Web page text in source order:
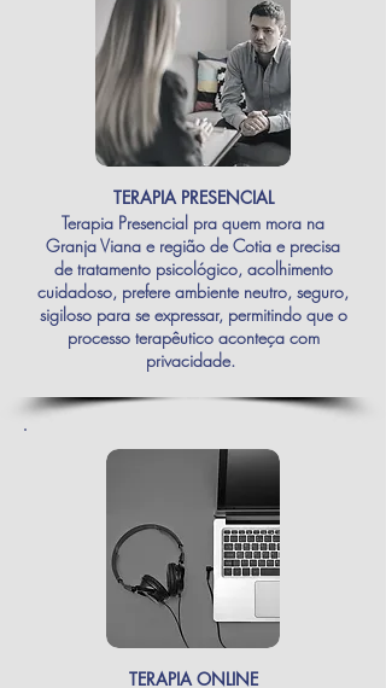
TERAPIA PRESENCIAL
Terapia Presencial pra quem mora na
Granja Viana e região de Cotia e precisa
de tratamento psicológico, acolhimento
cuidadoso, prefere ambiente neutro, seguro,
sigiloso para se expressar, permitindo que o
processo terapêutico aconteça com
privacidade.
TERAPIA ONLINE